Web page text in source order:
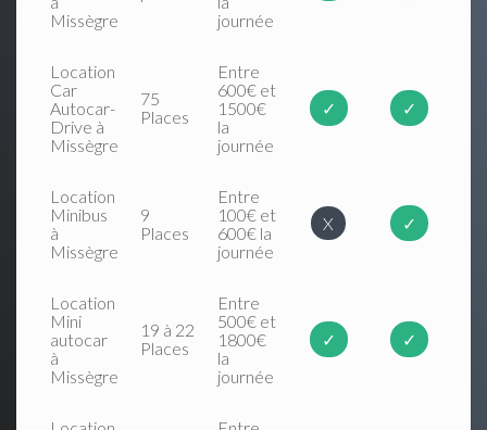
Missègre
journée
Location
Car
Autocar-
Drive à
Missègre
75
Places
Entre
600€ et
1500€
la
journée
✓ ✓
Location
Minibus
à
Missègre
9
Places
Entre
100€ et
600€ la
journée
X ✓
Location
Mini
autocar
à
Missègre
19 à 22
Places
Entre
500€ et
1800€
la
journée
✓ ✓